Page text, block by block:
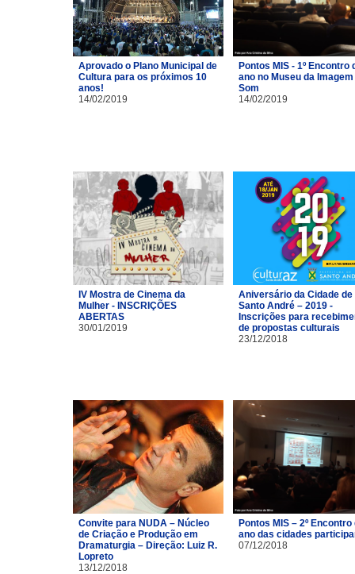
Aprovado o Plano Municipal de
Cultura para os próximos 10
anos!
14/02/2019
Pontos MIS - 1º Encontro
ano no Museu da Imagem
Som
14/02/2019
IV Mostra de Cinema da
Mulher - INSCRIÇÕES
ABERTAS
30/01/2019
Aniversário da Cidade de
Santo André – 2019 -
Inscrições para
de propostas culturais
23/12/2018
Convite para NUDA – Núcleo
de Criação e Produção em
Dramaturgia – Direção: Luiz R.
Lopreto
13/12/2018
Pontos MIS – 2º Encontro
ano das cidades
07/12/2018